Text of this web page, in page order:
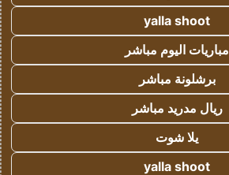
yalla shoot
مباريات اليوم مباشر
برشلونة مباشر
ريال مدريد مباشر
يلا شوت
yalla shoot